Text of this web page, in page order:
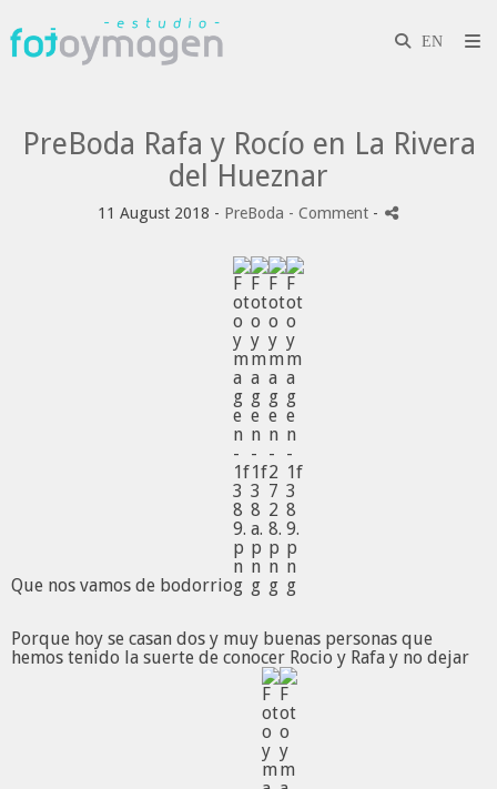
PreBoda Rafa y Rocío en La Rivera
del Hueznar
11 August 2018 - PreBoda - Comment -
Que nos vamos de bodorrio
Porque hoy se casan dos y muy buenas personas que
hemos tenido la suerte de conocer Rocio y Rafa y no dejar